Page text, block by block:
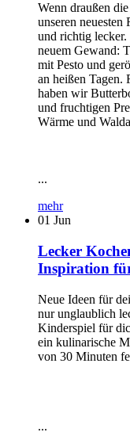
Wenn draußen
unseren neuesten
und richtig lecker.
neuem Gewand:
mit Pesto und
an heißen Tagen.
haben wir
und fruchtigen
Wärme und
...
mehr
01 Jun
Lecker
Inspiration
Neue Ideen für
nur unglaublich
Kinderspiel für
ein kulinarische
von 30 Minuten
...